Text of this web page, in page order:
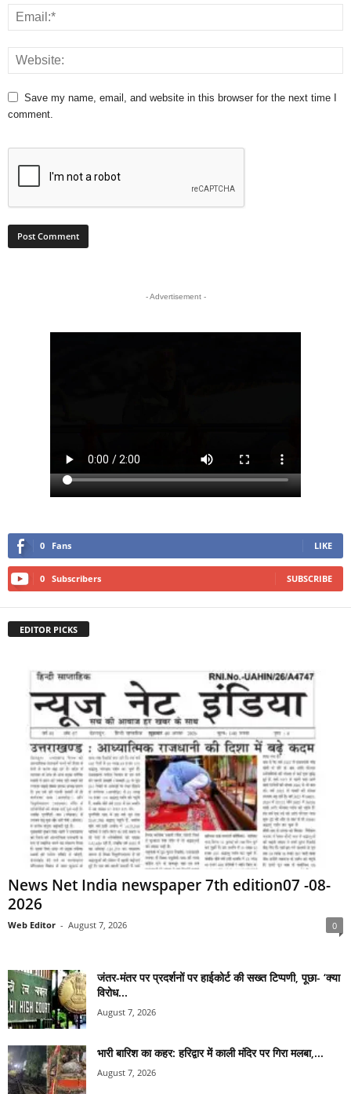
Save my name, email, and website in this browser for the next time I
comment.
- Advertisement -
0 Fans LIKE
0 Subscribers SUBSCRIBE
EDITOR PICKS
News Net India newspaper 7th edition07 -08-
2026
Web Editor - August 7, 2026 0
जंतर-मंतर पर प्रदर्शनों पर हाईकोर्ट की सख्त टिप्पणी, पूछा- ‘क्या
विरोध...
August 7, 2026
भारी बारिश का कहर: हरिद्वार में काली मंदिर पर गिरा मलबा,...
August 7, 2026